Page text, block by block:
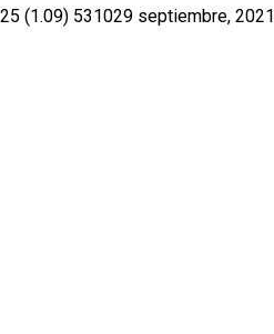
(1.09) 531029 septiembre, 2021